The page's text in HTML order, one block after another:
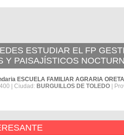
ESTUDIAR EL FP
Y PAISAJÍSTICOS
ESCUELA FAMILIAR AGRARIA
| Ciudad: BURGUILLOS DE TOLEDO |